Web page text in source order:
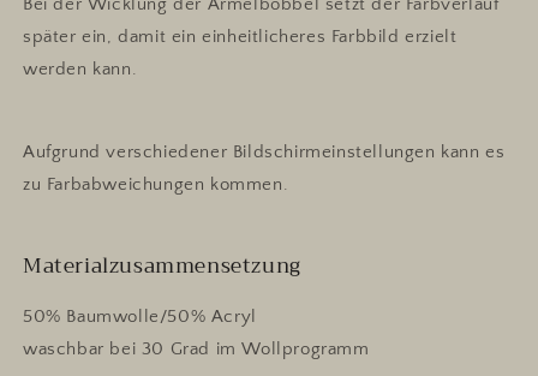
später ein, damit ein einheitlicheres Farbbild erzielt
werden kann.
Aufgrund verschiedener Bildschirmeinstellungen kann es
zu Farbabweichungen kommen.
Materialzusammensetzung
50% Baumwolle/50% Acryl
waschbar bei 30 Grad im Wollprogramm